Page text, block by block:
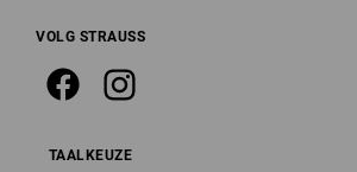
VOLG STRAUSS
TAALKEUZE